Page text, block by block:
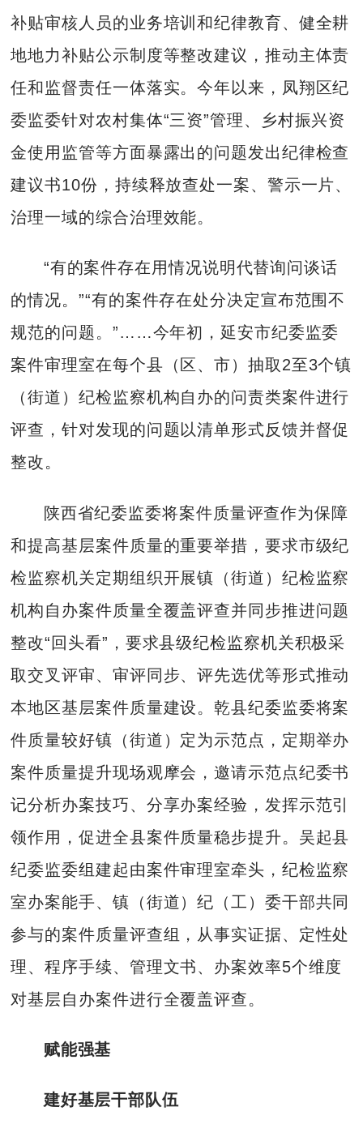
补贴审核人员的业务培训和纪律教育、健全耕
地地力补贴公示制度等整改建议，推动主体责
任和监督责任一体落实。今年以来，凤翔区纪
委监委针对农村集体“三资”管理、乡村振兴资
金使用监管等方面暴露出的问题发出纪律检查
建议书10份，持续释放查处一案、警示一片、
治理一域的综合治理效能。
“有的案件存在用情况说明代替询问谈话
的情况。”“有的案件存在处分决定宣布范围不
规范的问题。”……今年初，延安市纪委监委
案件审理室在每个县（区、市）抽取2至3个镇
（街道）纪检监察机构自办的问责类案件进行
评查，针对发现的问题以清单形式反馈并督促
整改。
陕西省纪委监委将案件质量评查作为保障
和提高基层案件质量的重要举措，要求市级纪
检监察机关定期组织开展镇（街道）纪检监察
机构自办案件质量全覆盖评查并同步推进问题
整改“回头看”，要求县级纪检监察机关积极采
取交叉评审、审评同步、评先选优等形式推动
本地区基层案件质量建设。乾县纪委监委将案
件质量较好镇（街道）定为示范点，定期举办
案件质量提升现场观摩会，邀请示范点纪委书
记分析办案技巧、分享办案经验，发挥示范引
领作用，促进全县案件质量稳步提升。吴起县
纪委监委组建起由案件审理室牵头，纪检监察
室办案能手、镇（街道）纪（工）委干部共同
参与的案件质量评查组，从事实证据、定性处
理、程序手续、管理文书、办案效率5个维度
对基层自办案件进行全覆盖评查。
赋能强基
建好基层干部队伍